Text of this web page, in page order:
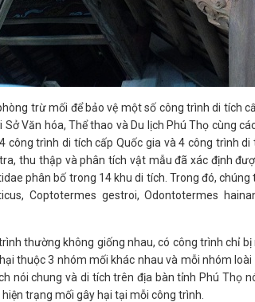
trừ mối để bảo vệ một số công trình di tích
Văn hóa, Thể thao và Du lịch Phú Thọ cùng
công trình di tích cấp Quốc gia và 4 công trình
thu thập và phân tích vật mẫu đã xác định
phân bố trong 14 khu di tích. Trong đó,
Coptotermes gestroi, Odontotermes
thường không giống nhau, có công trình chỉ
thuộc 3 nhóm mối khác nhau và mỗi nhóm
nói chung và di tích trên địa bàn tỉnh Phú Thọ
trạng mối gây hại tại mỗi công trình.